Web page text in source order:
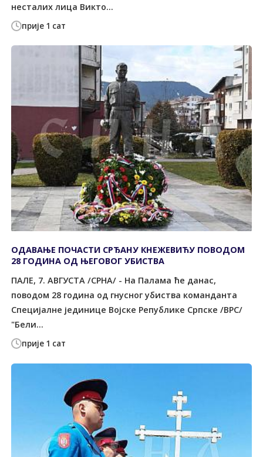
прије 1 сат
несталих лица Викто...
прије 1 сат
ОДАВАЊЕ ПОЧАСТИ СРЂАНУ КНЕЖЕВИЋУ ПОВОДОМ
28 ГОДИНА ОД ЊЕГОВОГ УБИСТВА
ПАЛЕ, 7. АВГУСТА /СРНА/ - На Палама ће данас,
поводом 28 година од гнусног убиства команданта
Специјалне јединице Војске Републике Српске /ВРС/
"Бели...